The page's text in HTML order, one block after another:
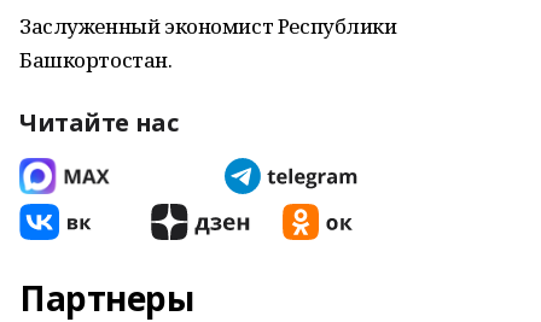
Заслуженный экономист Республики
Башкортостан.
Читайте нас
Партнеры